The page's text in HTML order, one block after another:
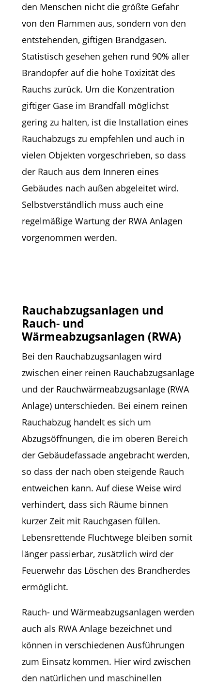
den Menschen nicht die größte Gefahr
von den Flammen aus, sondern von den
entstehenden, giftigen Brandgasen.
Statistisch gesehen gehen rund 90% aller
Brandopfer auf die hohe Toxizität des
Rauchs zurück. Um die Konzentration
giftiger Gase im Brandfall möglichst
gering zu halten, ist die Installation eines
Rauchabzugs zu empfehlen und auch in
vielen Objekten vorgeschrieben, so dass
der Rauch aus dem Inneren eines
Gebäudes nach außen abgeleitet wird.
Selbstverständlich muss auch eine
regelmäßige Wartung der RWA Anlagen
vorgenommen werden.
Rauchabzugsanlagen und
Rauch- und
Wärmeabzugsanlagen (RWA)
Bei den Rauchabzugsanlagen wird
zwischen einer reinen Rauchabzugsanlage
und der Rauchwärmeabzugsanlage (RWA
Anlage) unterschieden. Bei einem reinen
Rauchabzug handelt es sich um
Abzugsöffnungen, die im oberen Bereich
der Gebäudefassade angebracht werden,
so dass der nach oben steigende Rauch
entweichen kann. Auf diese Weise wird
verhindert, dass sich Räume binnen
kurzer Zeit mit Rauchgasen füllen.
Lebensrettende Fluchtwege bleiben somit
länger passierbar, zusätzlich wird der
Feuerwehr das Löschen des Brandherdes
ermöglicht.
Rauch- und Wärmeabzugsanlagen werden
auch als RWA Anlage bezeichnet und
können in verschiedenen Ausführungen
zum Einsatz kommen. Hier wird zwischen
den natürlichen und maschinellen